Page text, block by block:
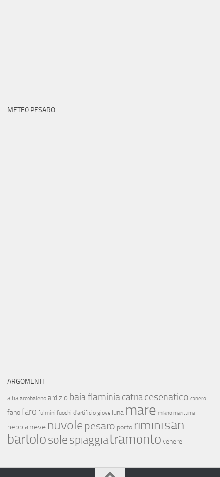
METEO PESARO
ARGOMENTI
alba arcobaleno ardizio baia flaminiacatriacesenatico conero
fanofaro fulmini fuochi d'artificio giove luna mare milano marittima
nebbia neve nuvolepesaro porto riminisan
bartolosolespiaggiatramonto venere